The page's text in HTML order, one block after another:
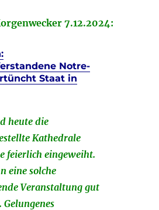
7.12.2024:
Notre-
Staat in
heute die
Kathedrale
feierlich eingeweiht.
eine solche
Veranstaltung gut
Gelungenes